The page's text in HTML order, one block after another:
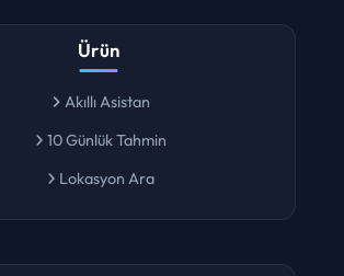
Ürün
Akıllı Asistan
10 Günlük Tahmin
Lokasyon Ara